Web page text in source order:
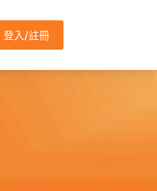
登入/註冊